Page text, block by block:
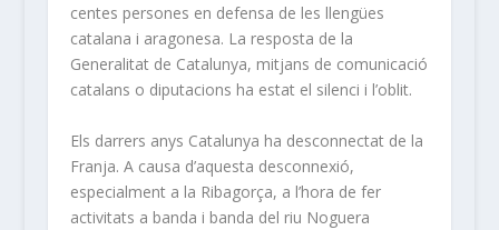
centes persones en defensa de les llengües
catalana i aragonesa. La resposta de la
Generalitat de Catalunya, mitjans de comunicació
catalans o diputacions ha estat el silenci i l’oblit.
Els darrers anys Catalunya ha desconnectat de la
Franja. A causa d’aquesta desconnexió,
especialment a la Ribagorça, a l’hora de fer
activitats a banda i banda del riu Noguera